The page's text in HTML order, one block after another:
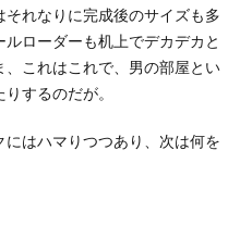
れなりに完成後のサイズも多
ローダーも机上でデカデカと
これはこれで、男の部屋とい
するのだが。
はハマりつつあり、次は何を